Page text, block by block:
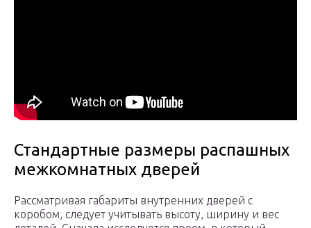
Стандартные размеры распашных
межкомнатных дверей
Рассматривая габариты внутренних дверей с
коробом, следует учитывать высоту, ширину и вес